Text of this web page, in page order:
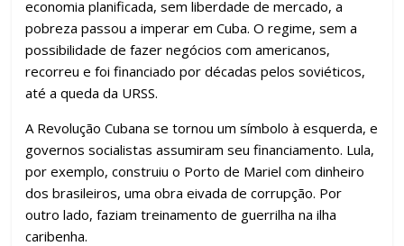
economia planificada, sem liberdade de mercado, a
pobreza passou a imperar em Cuba. O regime, sem a
possibilidade de fazer negócios com americanos,
recorreu e foi financiado por décadas pelos soviéticos,
até a queda da URSS.
A Revolução Cubana se tornou um símbolo à esquerda, e
governos socialistas assumiram seu financiamento. Lula,
por exemplo, construiu o Porto de Mariel com dinheiro
dos brasileiros, uma obra eivada de corrupção. Por
outro lado, faziam treinamento de guerrilha na ilha
caribenha.